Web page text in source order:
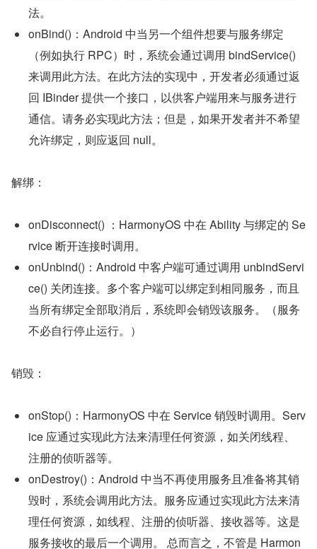
法。
onBind()：Android 中当另一个组件想要与服务绑定
（例如执行 RPC）时，系统会通过调用 bindService()
来调用此方法。在此方法的实现中，开发者必须通过返
回 IBinder 提供一个接口，以供客户端用来与服务进行
通信。请务必实现此方法；但是，如果开发者并不希望
允许绑定，则应返回 null。
解绑：
onDisconnect() ：HarmonyOS 中在 Ability 与绑定的 Se
rvice 断开连接时调用。
onUnbind()：Android 中客户端可通过调用 unbindServi
ce() 关闭连接。多个客户端可以绑定到相同服务，而且
当所有绑定全部取消后，系统即会销毁该服务。（服务
不必自行停止运行。）
销毁：
onStop()：HarmonyOS 中在 Service 销毁时调用。Serv
ice 应通过实现此方法来清理任何资源，如关闭线程、
注册的侦听器等。
onDestroy()：Android 中当不再使用服务且准备将其销
毁时，系统会调用此方法。服务应通过实现此方法来清
理任何资源，如线程、注册的侦听器、接收器等。这是
服务接收的最后一个调用。 总而言之，不管是 Harmon